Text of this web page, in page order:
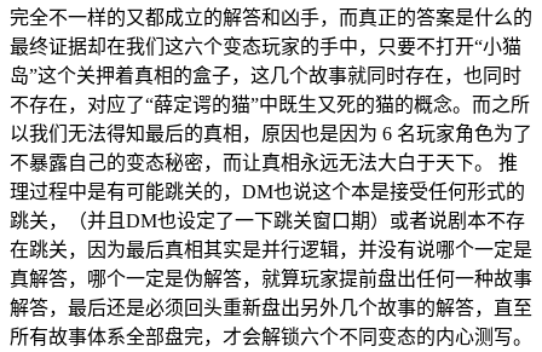
完全不一样的又都成立的解答和凶手，而真正的答案是什么的
最终证据却在我们这六个变态玩家的手中，只要不打开“小猫
岛”这个关押着真相的盒子，这几个故事就同时存在，也同时
不存在，对应了“薛定谔的猫”中既生又死的猫的概念。而之所
以我们无法得知最后的真相，原因也是因为 6 名玩家角色为了
不暴露自己的变态秘密，而让真相永远无法大白于天下。 推
理过程中是有可能跳关的，DM也说这个本是接受任何形式的
跳关，（并且DM也设定了一下跳关窗口期）或者说剧本不存
在跳关，因为最后真相其实是并行逻辑，并没有说哪个一定是
真解答，哪个一定是伪解答，就算玩家提前盘出任何一种故事
解答，最后还是必须回头重新盘出另外几个故事的解答，直至
所有故事体系全部盘完，才会解锁六个不同变态的内心测写。